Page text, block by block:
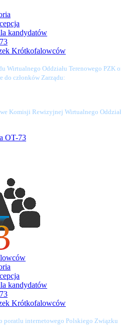
kandydatów
Krótkofalowców
Wirtualnego Oddziału Terenowego PZK
do członków Zarządu:
Komisji Rewizyjnej Wirtualnego
OT-73
kandydatów
Krótkofalowców
poratlu internetowego Polskiego Związku